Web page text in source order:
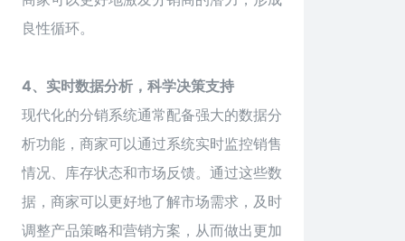
良性循环。
4、实时数据分析，科学决策支持
现代化的分销系统通常配备强大的数据分
析功能，商家可以通过系统实时监控销售
情况、库存状态和市场反馈。通过这些数
据，商家可以更好地了解市场需求，及时
调整产品策略和营销方案，从而做出更加